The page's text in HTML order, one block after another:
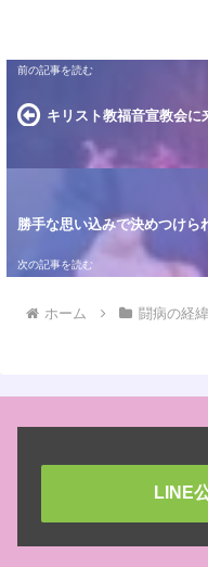
キリスト教福音宣教会に
勝手な思い込みで決めつけら
ホーム 闘病の経緯
LINE